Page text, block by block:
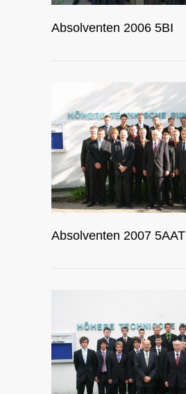
Absolventen 2006 5BI
Absolventen 2007 5AAT